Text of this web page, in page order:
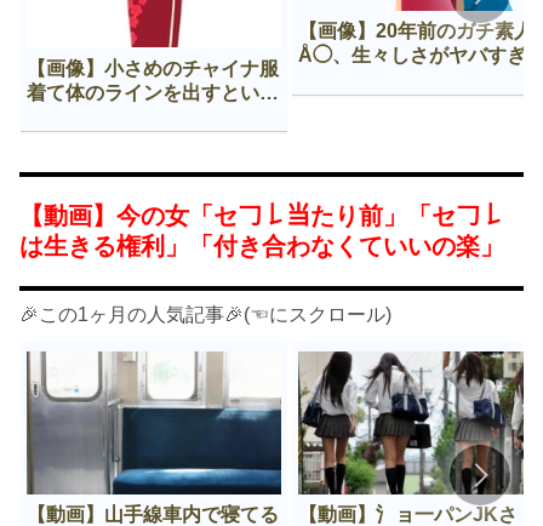
【画像】小さめのチャイナ服
着て体のラインを出すという
【画像】20年前のガチ素人
Å◯、生々しさがヤバすぎ
【動画】今の女「セ𠃌𠄌当たり前」「セ𠃌𠄌
は生きる権利」「付き合わなくていいの楽」
🎉この1ヶ月の人気記事🎉(☜にスクロール)
【動画】山手線車内で寝てる
【動画】氵ョ一パンJKさ